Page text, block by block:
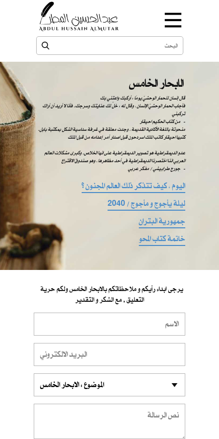
الابحار الخامس
قال إنسان للحمار الوحشيّ يومًا : أركبك واعتني بك
تركبني
من كتاب الحكيم احيقار -
منحوتة باللغة الأكادية القديمة ، وجدت معلقة في غرفة سداسية الشكل بمكتبة بابل.
كتبها احيقار كاتب الملك اسردحون قبل اصدار أمر إعدامه من قبل الملك
عدو الديمقراطية هو تصوير الديمقراطية على انها الخلاص. وكبرى مشكلات العالم
العربي اننا اختصرنا الديمقراطية في أحد مظاهرها ، وهو صندوق الاقتراع
​​ ​​جورج طرابيشي / مفكر عربي -
اليوم ، كيف تتذكر ذلك العالم المجنون ؟
ليلة يأجوج و مأجوج / 2040
جمهورية البتران
خاتمة كتاب المحو
التعليق , مع الشكر و التقدير